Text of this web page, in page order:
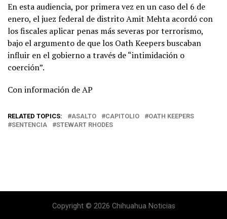
En esta audiencia, por primera vez en un caso del 6 de
enero, el juez federal de distrito Amit Mehta acordó con
los fiscales aplicar penas más severas por terrorismo,
bajo el argumento de que los Oath Keepers buscaban
influir en el gobierno a través de “intimidación o
coerción”.
Con información de AP
RELATED TOPICS: ASALTO CAPITOLIO
OATH KEEPERS
SENTENCIA
STEWART RHODES
Copyright © 2026 Chihuahua Noticias